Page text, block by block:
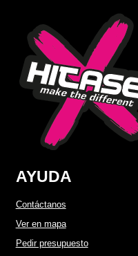
AYUDA
Contáctanos
Ver en mapa
Pedir presupuesto